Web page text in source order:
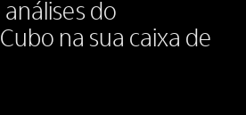
do
na sua caixa de